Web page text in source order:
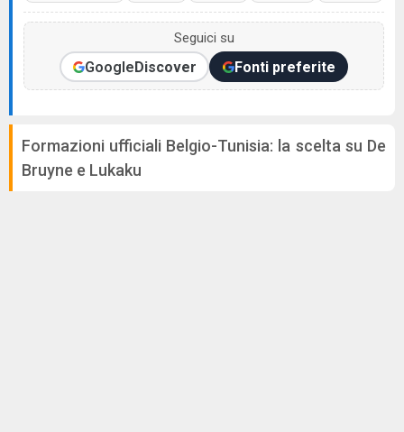
Seguici su
GoogleDiscover Fonti preferite
Formazioni ufficiali Belgio-Tunisia: la scelta su De
Bruyne e Lukaku